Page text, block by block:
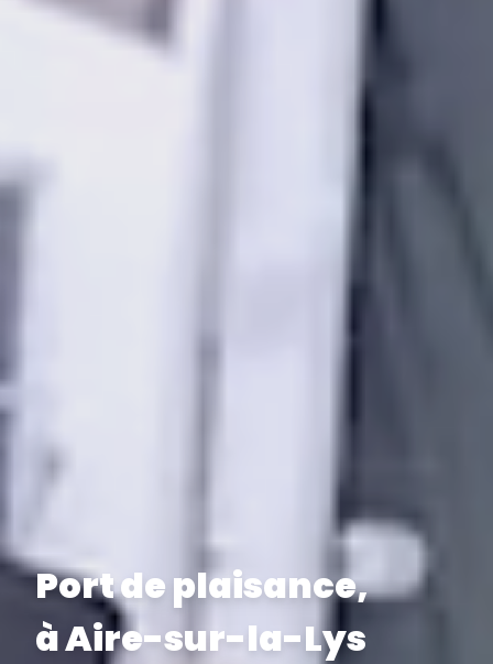
Port de plaisance,
à Aire-sur-la-Lys